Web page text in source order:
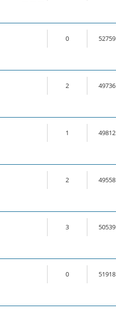
0 52759
2 49736
1 49812
2 49558
3 50539
0 51918